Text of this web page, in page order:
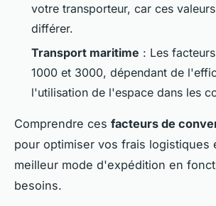
votre transporteur, car ces
différer.
Transport maritime : Les
1000 et 3000, dépendant de
l'utilisation de l'espace dans les
Comprendre ces facteurs de
pour optimiser vos frais logistiques
meilleur mode d'expédition en
besoins.